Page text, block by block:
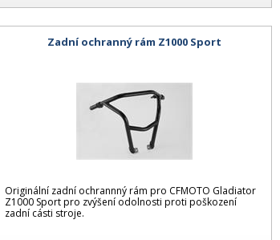
Zadní ochranný rám Z1000 Sport
Originální zadní ochrannný rám pro CFMOTO Gladiator
Z1000 Sport pro zvýšení odolnosti proti poškození
zadní cásti stroje.